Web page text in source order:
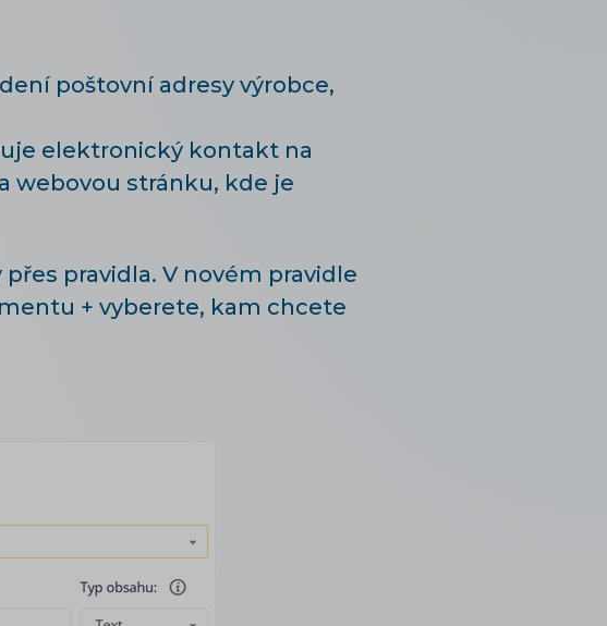
poštovní adresy výrobce,
elektronický kontakt na
webovou stránku, kde je
pravidla. V novém pravidle
+ vyberete, kam chcete